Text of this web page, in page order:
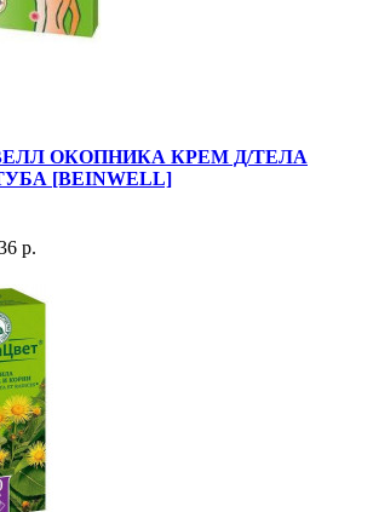
ОКОПНИКА КРЕМ Д/ТЕЛА
[BEINWELL]
р.